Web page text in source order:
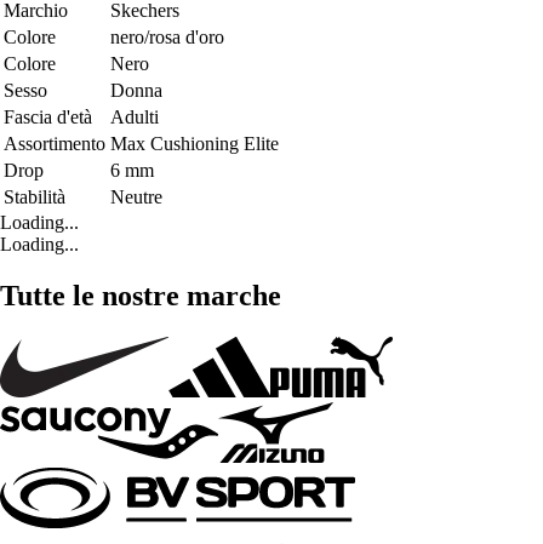
Marchio
Skechers
Colore
nero/rosa d'oro
Colore
Nero
Sesso
Donna
Fascia d'età
Adulti
Assortimento Max Cushioning Elite
Drop
6 mm
Stabilità
Neutre
Loading...
Loading...
Tutte le nostre marche